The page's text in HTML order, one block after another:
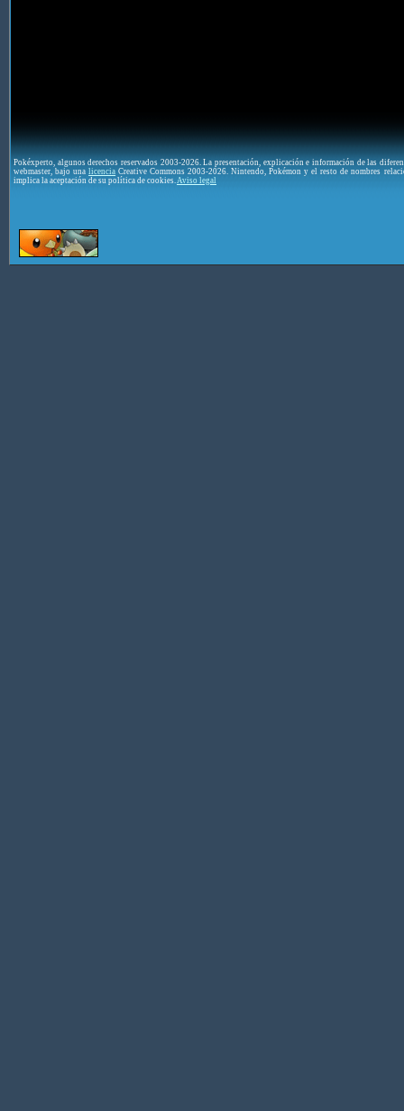
Pokéxperto, algunos derechos reservados 2003-2026. La presentación, explicación e información de las
webmaster, bajo unalicencia Creative Commons 2003-2026. Nintendo, Pokémon y el resto de nombres
implica la aceptación de su política de cookies. Aviso legal